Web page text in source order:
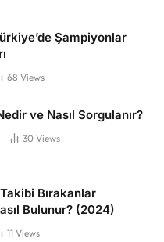
Şampiyonlar
68 Views
ve Nasıl Sorgulanır?
30 Views
Bırakanlar
Bulunur? (2024)
11 Views